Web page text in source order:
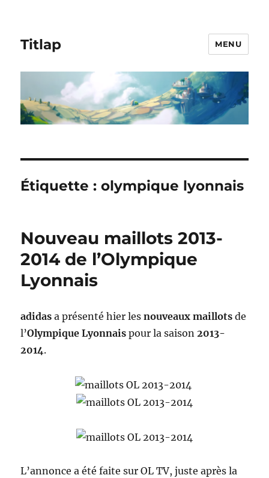
Titlap MENU
Étiquette :olympique lyonnais
Nouveau maillots 2013-
2014 de l’Olympique
Lyonnais
adidas a présenté hier lesnouveaux maillots de
l’Olympique Lyonnais pour la saison2013-
2014.
L’annonce a été faite sur OL TV, juste après la